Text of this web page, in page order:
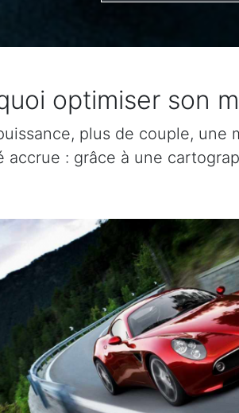
optimiser son
plus de couple,
accrue : grâce à une